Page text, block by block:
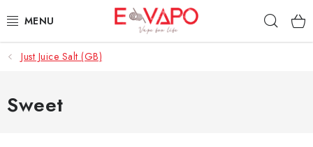
na
3D TISK
TIPY ZA DOBROU CENU
Just Juice Salt (GB)
Sweet